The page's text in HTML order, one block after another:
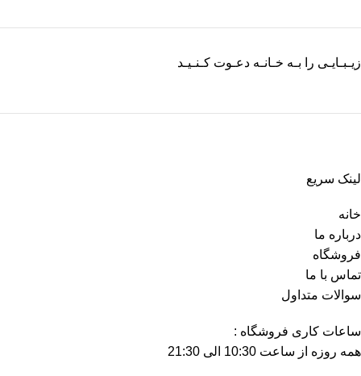
زیـبـایـی را بـه خـانـه دعـوت کـنـیـد
لینک سریع
خانه
درباره ما
فروشگاه
تماس با ما
سوالات متداول
ساعات کاری فروشگاه :
همه روزه از ساعت 10:30 الی 21:30